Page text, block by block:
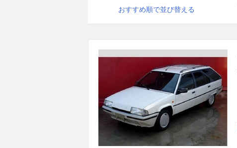
おすすめ順で並び替える